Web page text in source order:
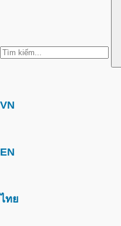
VN
EN
ไทย